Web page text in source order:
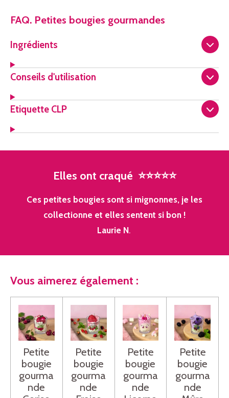
FAQ. Petites bougies gourmandes
Ingrédients
Conseils d'utilisation
Etiquette CLP
Elles ont craqué ⭐⭐⭐⭐⭐
Ces petites bougies sont si mignonnes, je les
collectionne et elles sentent si bon !
Laurie N.
Vous aimerez également :
Petite
bougie
gourma
nde
Petite
bougie
gourma
nde
Petite
bougie
gourma
nde
Petite
bougie
gourma
nde